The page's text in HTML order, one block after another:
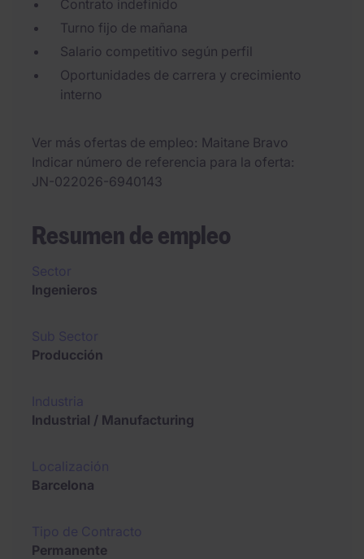
Contrato indefinido
Turno fijo de mañana
Salario competitivo según perfil
Oportunidades de carrera y crecimiento
interno
Ver más ofertas de empleo
Maitane Bravo
Indicar número de referencia para la oferta
JN-022026-6940143
Resumen de empleo
Ingenieros
Producción
Industrial / Manufacturing
Barcelona
Permanente